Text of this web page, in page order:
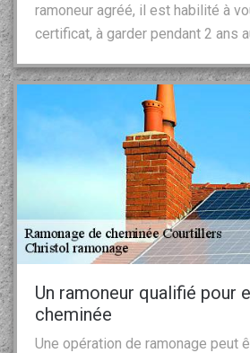
ramoneur agréé, il est habilité à
certificat, à garder pendant 2 ans
Un ramoneur qualifié pour
cheminée
Une opération de ramonage peut